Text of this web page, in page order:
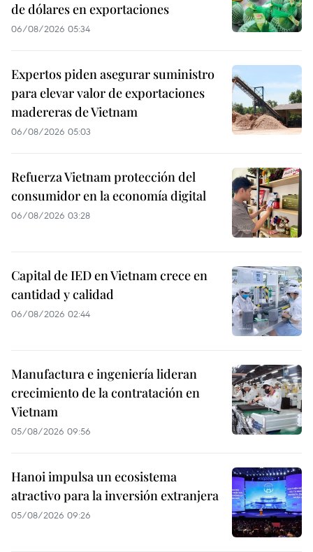
de dólares en exportaciones
06/08/2026 05:34
Expertos piden asegurar suministro
para elevar valor de exportaciones
madereras de Vietnam
06/08/2026 05:03
Refuerza Vietnam protección del
consumidor en la economía digital
06/08/2026 03:28
Capital de IED en Vietnam crece en
cantidad y calidad
06/08/2026 02:44
Manufactura e ingeniería lideran
crecimiento de la contratación en
Vietnam
05/08/2026 09:56
Hanoi impulsa un ecosistema
atractivo para la inversión extranjera
05/08/2026 09:26